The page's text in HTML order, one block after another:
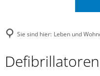
Sie sind hier: Leben und
Defibrillatoren